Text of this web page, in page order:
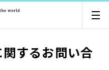
するお問い合